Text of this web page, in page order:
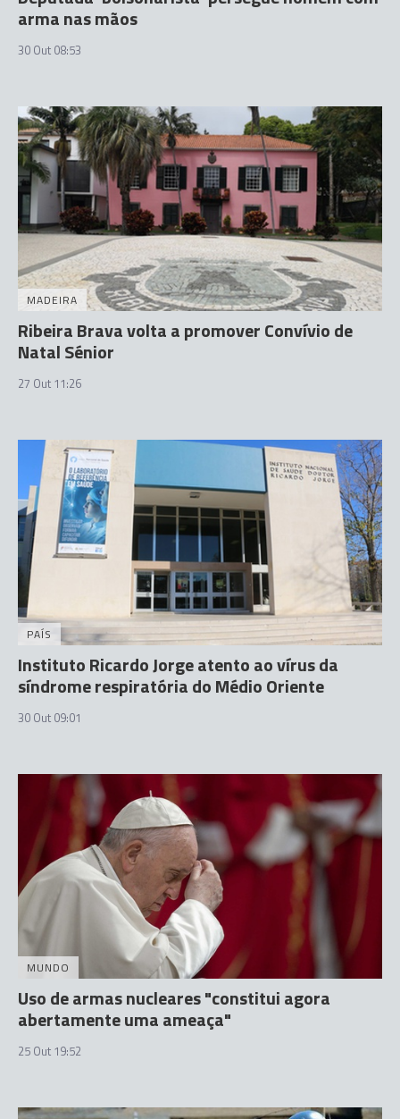
arma nas mãos
30 Out 08:53
MADEIRA
Ribeira Brava volta a promover Convívio de
Natal Sénior
27 Out 11:26
PAÍS
Instituto Ricardo Jorge atento ao vírus da
síndrome respiratória do Médio Oriente
30 Out 09:01
MUNDO
Uso de armas nucleares "constitui agora
abertamente uma ameaça"
25 Out 19:52